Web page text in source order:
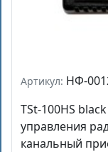
Артикул: НФ-
TSt-100HS
управления
канальный